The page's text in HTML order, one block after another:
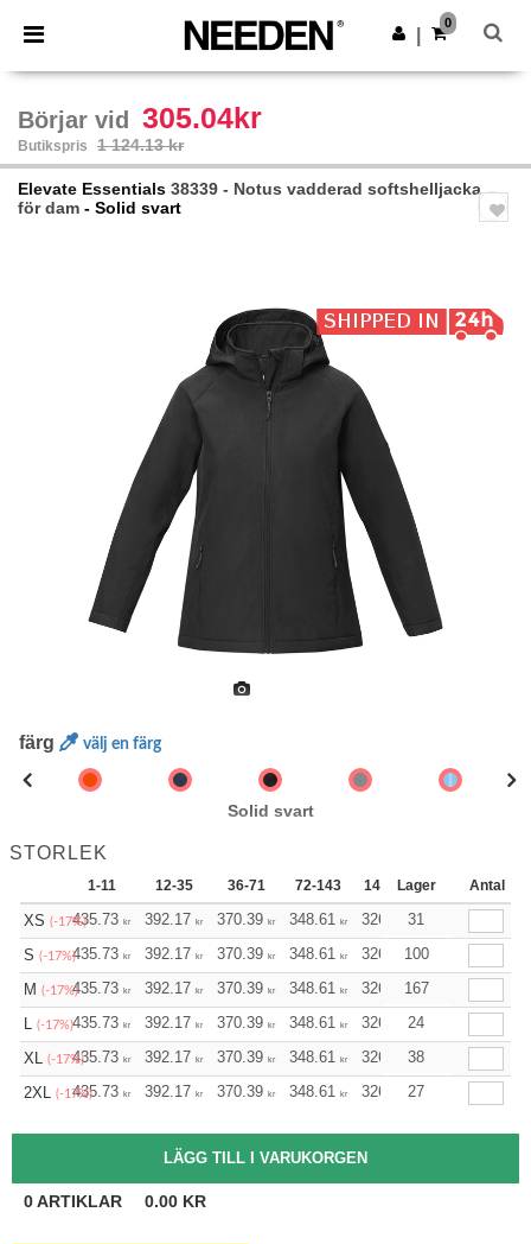
× Needen-app
Bättre priser i appen!
Hämta app
0
Börjar vid 305.04kr
Butikspris 1 124.13 kr
Elevate Essentials 38339 - Notus vadderad softshelljacka
för dam - Solid svart
färg välj en färg
Solid svart
STORLEK
1-11 12-35 36-71 72-143 144-287 288 +
Lager Antal
XS (-17%)435.73 kr 392.17 kr 370.39 kr 348.61 kr 326.83 kr
31
S (-17%)435.73 kr 392.17 kr 370.39 kr 348.61 kr 326.83 kr
100
M (-17%)435.73 kr 392.17 kr 370.39 kr 348.61 kr 326.83 kr
167
L (-17%)435.73 kr 392.17 kr 370.39 kr 348.61 kr 326.83 kr
24
XL (-17%)435.73 kr 392.17 kr 370.39 kr 348.61 kr 326.83 kr
38
2XL (-17%)435.73 kr 392.17 kr 370.39 kr 348.61 kr 326.83 kr
27
0ARTIKLAR 0.00 KR